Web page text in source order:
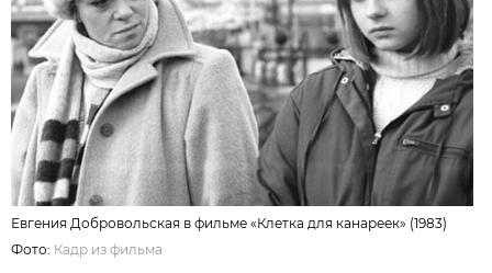
Евгения Добровольская в фильме «Клетка для канареек» (1983)
Фото: Кадр из фильма